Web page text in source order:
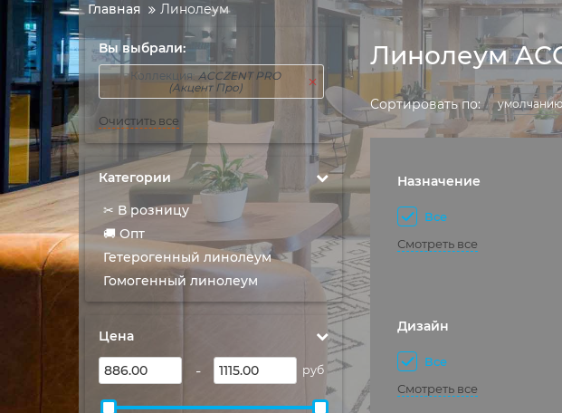
Главная Линолеум
Вы выбрали:
Коллекция:ACCZENT PRO
(Акцент Про)
Очистить все
Категории
✂ В розницу
🚚 Опт
Гетерогенный линолеум
Гомогенный линолеум
Цена
- руб
Линолеум
Сортировать по: умолчанию
Назначение
Все
Смотреть все
Дизайн
Все
Смотреть все